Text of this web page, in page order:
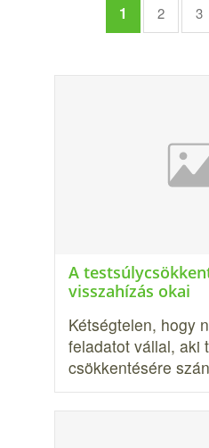
1 2 3
A
visszahízás okai
Kétségtelen, hogy
feladatot vállal, aki
csökkentésére